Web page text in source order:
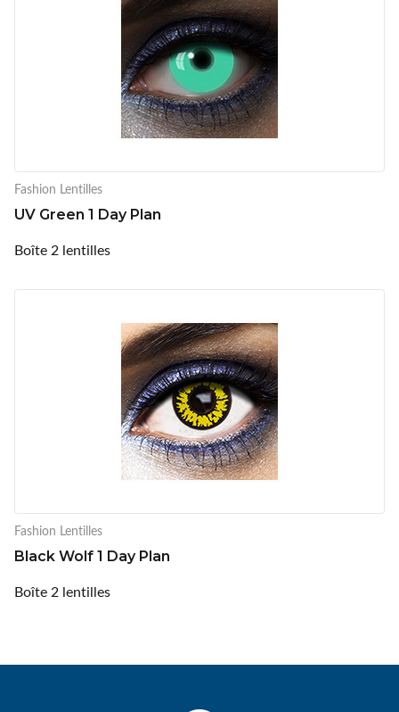
Fashion Lentilles
UV Green 1 Day Plan
Boîte 2 lentilles
Fashion Lentilles
Black Wolf 1 Day Plan
Boîte 2 lentilles